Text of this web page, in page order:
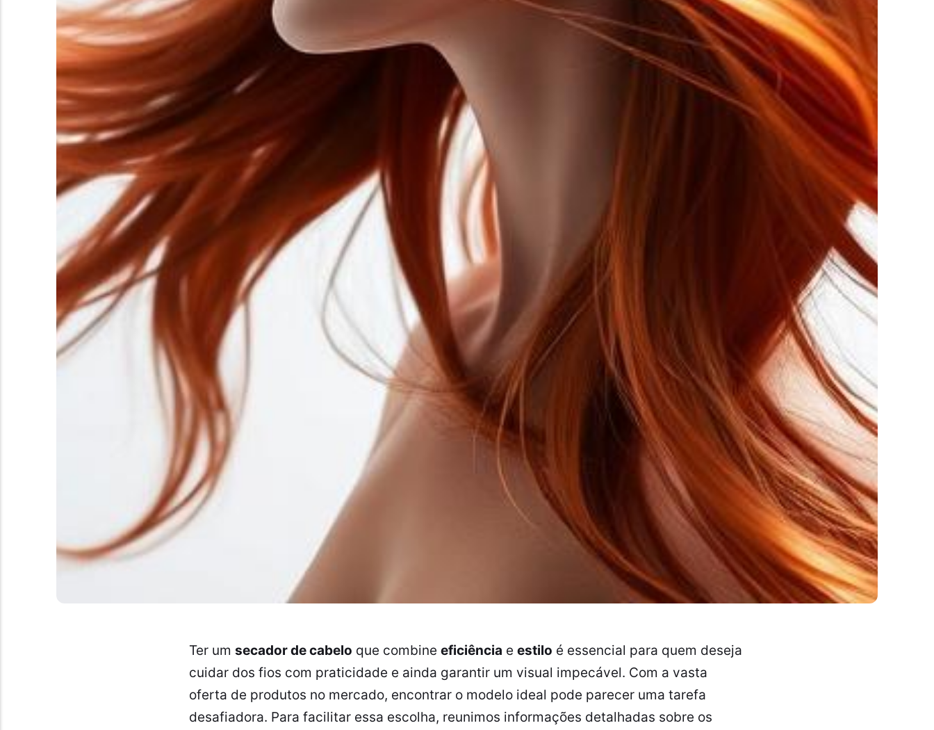
Ter um secador de cabelo que combine eficiência e estilo é essencial para quem deseja
cuidar dos fios com praticidade e ainda garantir um visual impecável. Com a vasta
oferta de produtos no mercado, encontrar o modelo ideal pode parecer uma tarefa
desafiadora. Para facilitar essa escolha, reunimos informações detalhadas sobre os